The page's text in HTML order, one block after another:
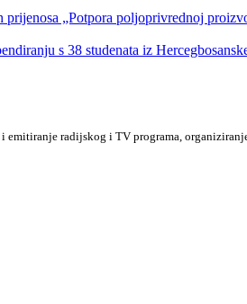
prijenosa „Potpora poljoprivrednoj
s 38 studenata iz
emitiranje radijskog i TV programa,